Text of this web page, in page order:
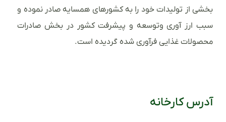
بخشی از تولیدات خود را به کشورهای همسایه صادر نموده و
سبب ارز آوری وتوسعه و پیشرفت کشور در بخش صادرات
محصولات غذایی فرآوری شده گردیده است.
آدرس کارخانه